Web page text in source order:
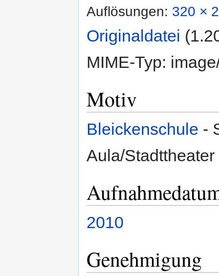
Auflösungen: 320 ×
Originaldatei
MIME-Typ:
Motiv
Bleickenschule -
Aula/
2010
Genehmigung